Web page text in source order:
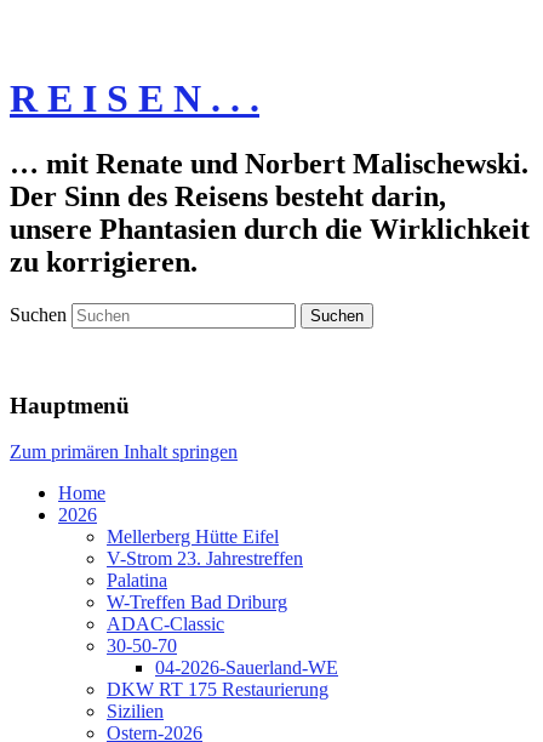
R E I S E N . . .
… mit Renate und Norbert Malischewski.
Der Sinn des Reisens besteht darin,
unsere Phantasien durch die Wirklichkeit
zu korrigieren.
Suchen
Hauptmenü
Zum primären Inhalt springen
Home
2026
Mellerberg Hütte Eifel
V-Strom 23. Jahrestreffen
Palatina
W-Treffen Bad Driburg
ADAC-Classic
30-50-70
04-2026-Sauerland-WE
DKW RT 175 Restaurierung
Sizilien
Ostern-2026